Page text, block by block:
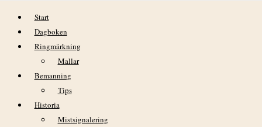
Hoppa till innehåll
Start
Dagboken
Ringmärkning
Mallar
Bemanning
Tips
Historia
Mistsignalering
DAGBOK NIDINGENS FÅGELSTATION